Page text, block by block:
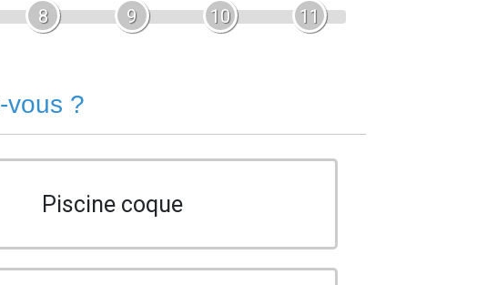
8 9 10 11
vous ?
Piscine coque